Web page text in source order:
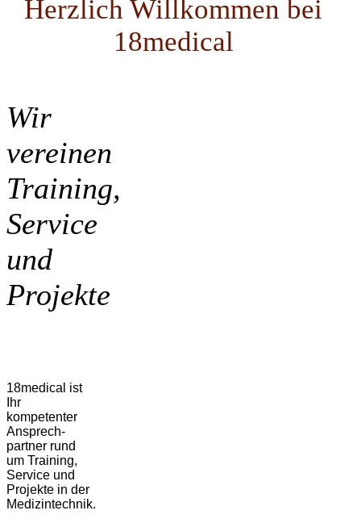
Herzlich Willkommen bei
18medical
Wir
vereinen
Training,
Service
und
Projekte
18medical ist
Ihr
kompetenter
Ansprech-
partner rund
um Training,
Service und
Projekte in der
Medizintechnik.